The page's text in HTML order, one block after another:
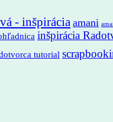
- inšpirácia amani
inšpirácia
tutorial